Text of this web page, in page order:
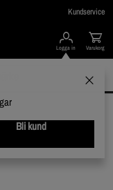
Kundservice
Logga in
Bli kund
Varukorg
All Day